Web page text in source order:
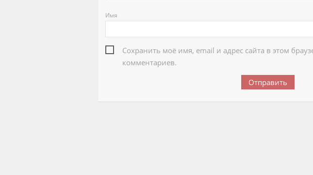
Имя
Сохранить моё имя, email и адрес сайта в этом
комментариев.